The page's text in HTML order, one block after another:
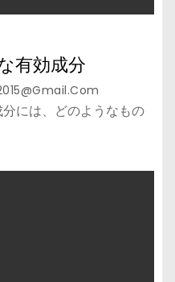
有効成分
には、どのようなもの